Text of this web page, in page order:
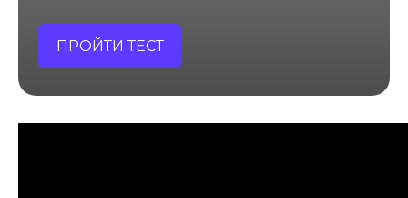
ПРОЙТИ ТЕСТ